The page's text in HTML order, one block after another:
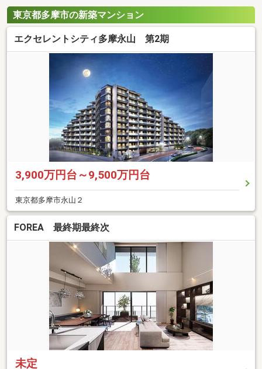
東京都多摩市の新築マンション
エクセレントシティ多摩永山 第2期
3,900万円台～9,500万円台
東京都多摩市永山２
FOREA 最終期最終次
未定